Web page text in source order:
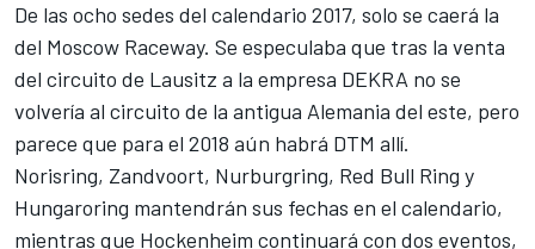
De las ocho sedes del calendario 2017, solo se caerá la
del Moscow Raceway. Se especulaba que tras la venta
del circuito de Lausitz a la empresa DEKRA no se
volvería al circuito de la antigua Alemania del este, pero
parece que para el 2018 aún habrá DTM allí.
Norisring, Zandvoort, Nurburgring, Red Bull Ring y
Hungaroring mantendrán sus fechas en el calendario,
mientras que Hockenheim continuará con dos eventos,